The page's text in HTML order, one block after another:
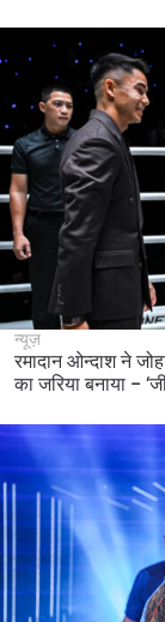
न्यूज़
रमादान ओन्दाश ने
का जरिया बनाया –